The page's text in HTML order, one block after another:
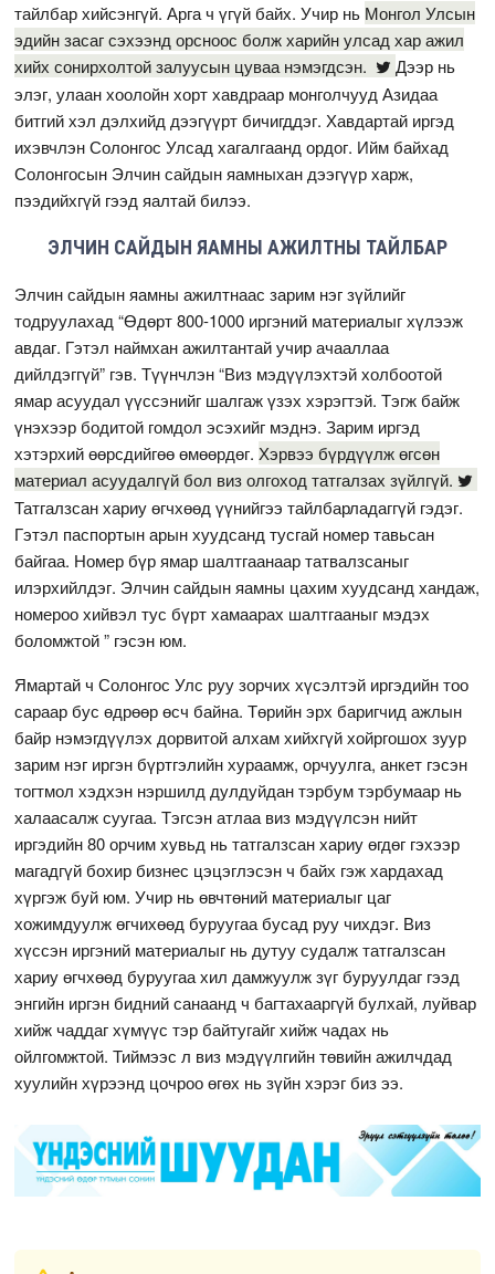
тайлбар хийсэнгүй. Арга ч үгүй байх. Учир нь Монгол Улсын
эдийн засаг сэхээнд орсноос болж харийн улсад хар ажил
хийх сонирхолтой залуусын цуваа нэмэгдсэн.
Дээр нь
элэг, улаан хоолойн хорт хавдраар монголчууд Азидаа
битгий хэл дэлхийд дээгүүрт бичигддэг. Хавдартай иргэд
ихэвчлэн Солонгос Улсад хагалгаанд ордог. Ийм байхад
Солонгосын Элчин сайдын яамныхан дээгүүр харж,
пээдийхгүй гээд яалтай билээ.
ЭЛЧИН САЙДЫН ЯАМНЫ АЖИЛТНЫ ТАЙЛБАР
Элчин сайдын яамны ажилтнаас зарим нэг зүйлийг
тодруулахад “Өдөрт 800-1000 иргэний материалыг хүлээж
авдаг. Гэтэл наймхан ажилтантай учир ачааллаа
дийлдэггүй” гэв. Түүнчлэн “Виз мэдүүлэхтэй холбоотой
ямар асуудал үүссэнийг шалгаж үзэх хэрэгтэй. Тэгж байж
үнэхээр бодитой гомдол эсэхийг мэднэ. Зарим иргэд
хэтэрхий өөрсдийгөө өмөөрдөг.Хэрвээ бүрдүүлж өгсөн
материал асуудалгүй бол виз олгоход татгалзах зүйлгүй.
Татгалзсан хариу өгчхөөд үүнийгээ тайлбарладаггүй гэдэг.
Гэтэл паспортын арын хуудсанд тусгай номер тавьсан
байгаа. Номер бүр ямар шалтгаанаар татвалзсаныг
илэрхийлдэг. Элчин сайдын яамны цахим хуудсанд хандаж,
номероо хийвэл тус бүрт хамаарах шалтгааныг мэдэх
боломжтой ” гэсэн юм.
Ямартай ч Солонгос Улс руу зорчих хүсэлтэй иргэдийн тоо
сараар бус өдрөөр өсч байна. Төрийн эрх баригчид ажлын
байр нэмэгдүүлэх дорвитой алхам хийхгүй хойргошох зуур
зарим нэг иргэн бүртгэлийн хураамж, орчуулга, анкет гэсэн
тогтмол хэдхэн нэршилд дулдуйдан тэрбум тэрбумаар нь
халаасалж суугаа. Тэгсэн атлаа виз мэдүүлсэн нийт
иргэдийн 80 орчим хувьд нь татгалзсан хариу өгдөг гэхээр
магадгүй бохир бизнес цэцэглэсэн ч байх гэж хардахад
хүргэж буй юм. Учир нь өвчтөний материалыг цаг
хожимдуулж өгчихөөд буруугаа бусад руу чихдэг. Виз
хүссэн иргэний материалыг нь дутуу судалж татгалзсан
хариу өгчхөөд буруугаа хил дамжуулж зүг буруулдаг гээд
энгийн иргэн бидний санаанд ч багтахааргүй булхай, луйвар
хийж чаддаг хүмүүс тэр байтугайг хийж чадах нь
ойлгомжтой. Тиймээс л виз мэдүүлгийн төвийн ажилчдад
хуулийн хүрээнд цочроо өгөх нь зүйн хэрэг биз ээ.